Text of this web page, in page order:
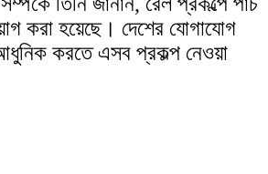
করা হয়েছে। দেশের যোগাযোগ
করতে এসব প্রকল্প নেওয়া